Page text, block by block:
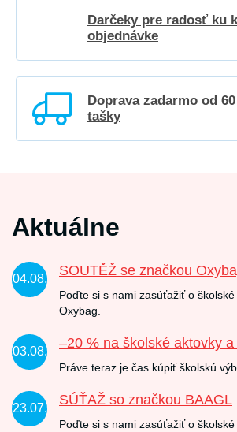
Darčeky pre radosť ku
objednávke
Doprava zadarmo od
tašky
Aktuálne
04.08.
SOUTĚŽ se značkou
Poďte si s nami zasúťažiť o
Oxybag.
03.08.
–20 % na školské aktovky
Práve teraz je čas kúpiť školskú
23.07.
SÚŤAŽ so značkou BAAGL
Poďte si s nami zasúťažiť o